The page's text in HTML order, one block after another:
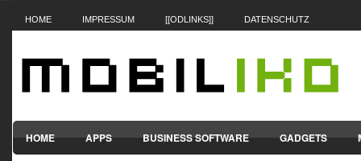
HOME IMPRESSUM [[ODLINKS]] DATENSCHUTZ
HOME APPS BUSINESS SOFTWARE GADGETS